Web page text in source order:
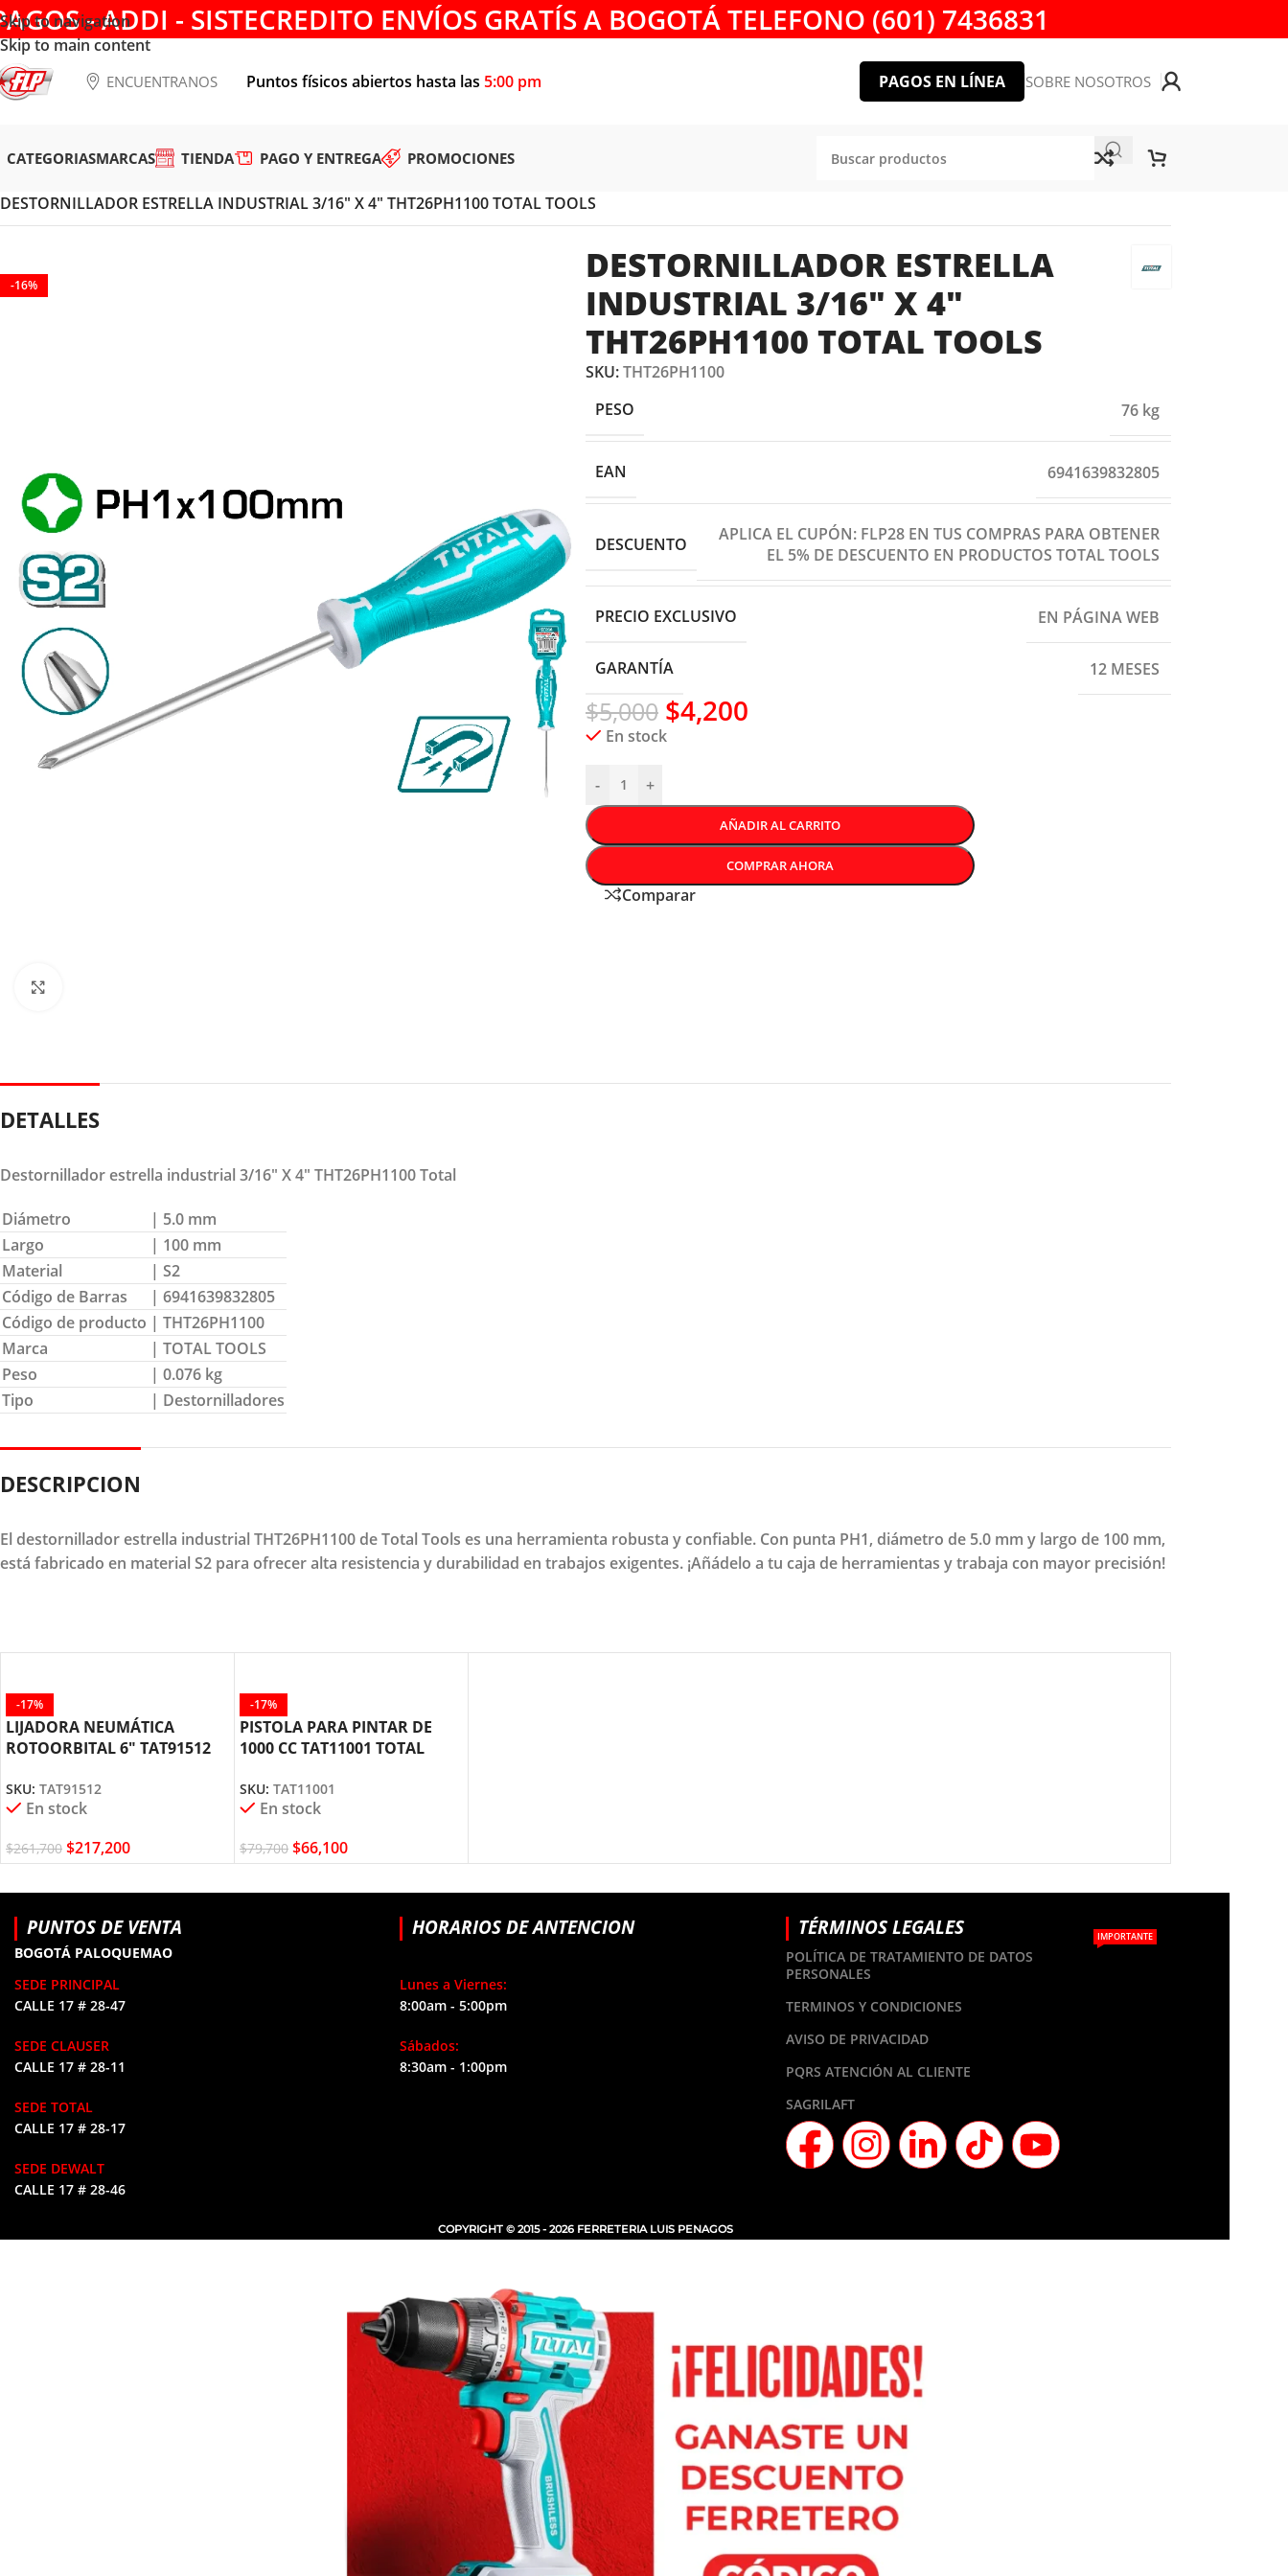
Skip to navigation
Skip to main content
- ADDI - SISTECREDITO ENVÍOS GRATÍS A BOGOTÁ TELEFONO (601) 7436831
ENCUENTRANOS Puntos físicos abiertos hasta las 5:00 pm PAGOS EN LÍNEA SOBRE NOSOTROS
CATEGORIASMARCAS TIENDA PAGO Y ENTREGA PROMOCIONES
DESTORNILLADOR ESTRELLA INDUSTRIAL 3/16″ X 4″ THT26PH1100 TOTAL TOOLS
-16%
DESTORNILLADOR ESTRELLA
INDUSTRIAL 3/16″ X 4″
THT26PH1100 TOTAL TOOLS
SKU:THT26PH1100
PESO
76 kg
EAN 6941639832805
DESCUENTO
APLICA EL CUPÓN: FLP28 EN TUS COMPRAS PARA OBTENER
EL 5% DE DESCUENTO EN PRODUCTOS TOTAL TOOLS
PRECIO EXCLUSIVO EN PÁGINA WEB
GARANTÍA 12 MESES
$5,000 $4,200
En stock
- +
AÑADIR AL CARRITO
COMPRAR AHORA
Comparar
DETALLES
Destornillador estrella industrial 3/16″ X 4″ THT26PH1100 Total
Diámetro
| 5.0 mm
Largo
| 100 mm
Material
| S2
Código de Barras
| 6941639832805
Código de producto | THT26PH1100
Marca
| TOTAL TOOLS
Peso
| 0.076 kg
Tipo
| Destornilladores
DESCRIPCION
El destornillador estrella industrial THT26PH1100 de Total Tools es una herramienta robusta y confiable. Con punta PH1, diámetro de 5.0 mm y largo de 100 mm,
está fabricado en material S2 para ofrecer alta resistencia y durabilidad en trabajos exigentes. ¡Añádelo a tu caja de herramientas y trabaja con mayor precisión!
-17%
LIJADORA NEUMÁTICA
ROTOORBITAL 6″ TAT91512
SKU: TAT91512
En stock
$261,700 $217,200
-17%
PISTOLA PARA PINTAR DE
1000 CC TAT11001 TOTAL
SKU: TAT11001
En stock
$79,700 $66,100
PUNTOS DE VENTA
BOGOTÁ PALOQUEMAO
SEDE PRINCIPAL
CALLE 17 # 28-47
SEDE CLAUSER
CALLE 17 # 28-11
SEDE TOTAL
CALLE 17 # 28-17
SEDE DEWALT
CALLE 17 # 28-46
HORARIOS DE ANTENCION
Lunes a Viernes:
8:00am - 5:00pm
Sábados:
8:30am - 1:00pm
TÉRMINOS LEGALES
POLÍTICA DE TRATAMIENTO DE DATOS
PERSONALES
IMPORTANTE
TERMINOS Y CONDICIONES
AVISO DE PRIVACIDAD
PQRS ATENCIÓN AL CLIENTE
SAGRILAFT
COPYRIGHT © 2015 - 2026 FERRETERIA LUIS PENAGOS